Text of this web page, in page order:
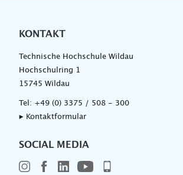
KONTAKT
Technische Hochschule Wildau
Hochschulring 1
15745 Wildau
Tel: +49 (0) 3375 / 508 - 300
▸ Kontaktformular
SOCIAL MEDIA